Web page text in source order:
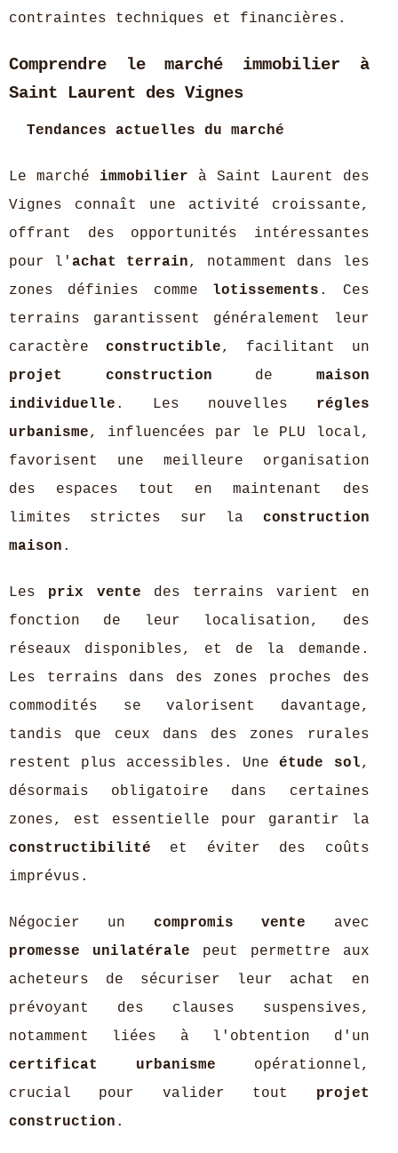
contraintes techniques et financières.
Comprendre le marché immobilier à
Saint Laurent des Vignes
Tendances actuelles du marché
Le marché immobilier à Saint Laurent des
Vignes connaît une activité croissante,
offrant des opportunités intéressantes
pour l'achat terrain, notamment dans les
zones définies comme lotissements . Ces
terrains garantissent généralement leur
caractère constructible, facilitant un
projet construction de maison
individuelle . Les nouvelles régles
urbanisme, influencées par le PLU local,
favorisent une meilleure organisation
des espaces tout en maintenant des
limites strictes sur la construction
maison .
Les prix vente des terrains varient en
fonction de leur localisation, des
réseaux disponibles, et de la demande.
Les terrains dans des zones proches des
commodités se valorisent davantage,
tandis que ceux dans des zones rurales
restent plus accessibles. Uneétude sol,
désormais obligatoire dans certaines
zones, est essentielle pour garantir la
constructibilité et éviter des coûts
imprévus.
Négocier un compromis vente avec
promesse unilatérale peut permettre aux
acheteurs de sécuriser leur achat en
prévoyant des clauses suspensives,
notamment liées à l'obtention d'un
certificat urbanisme opérationnel,
crucial pour valider tout projet
construction .